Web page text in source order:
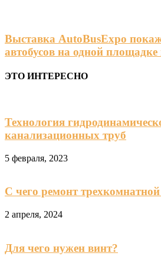
Выставка AutoBusExpo
автобусов на одной
ЭТО ИНТЕРЕСНО
Технология
канализационных труб
5 февраля, 2023
С чего ремонт
2 апреля, 2024
Для чего нужен винт?